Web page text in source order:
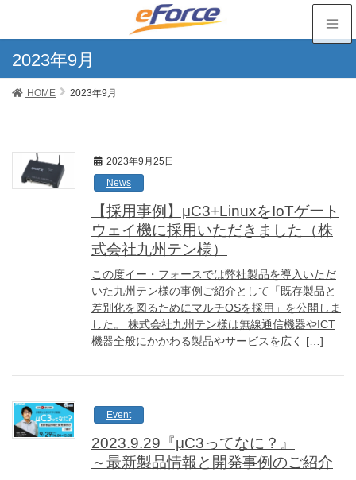
2023年9月
HOME 2023年9月
2023年9月25日
News
【採用事例】μC3+LinuxをIoTゲート
ウェイ機に採用いただきました（株
式会社九州テン様）
この度イー・フォースでは弊社製品を導入いただ
いた九州テン様の事例ご紹介として「既存製品と
差別化を図るためにマルチOSを採用」を公開しま
した。 株式会社九州テン様は無線通信機器やICT
機器全般にかかわる製品やサービスを広く […]
Event
2023.9.29『μC3ってなに？』
～最新製品情報と開発事例のご紹介